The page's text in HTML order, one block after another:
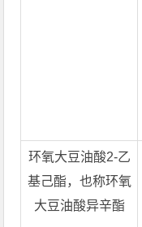
环氧大豆油酸2-乙
基己酯，也称环氧
大豆油酸异辛酯